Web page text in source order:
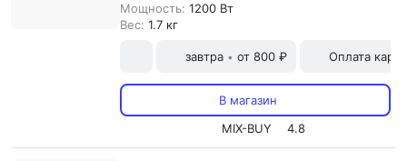
Мощность: 1200 Вт
Вес: 1.7 кг
завтра • от 800 ₽ Оплата
В магазин
MIX-BUY
4.8